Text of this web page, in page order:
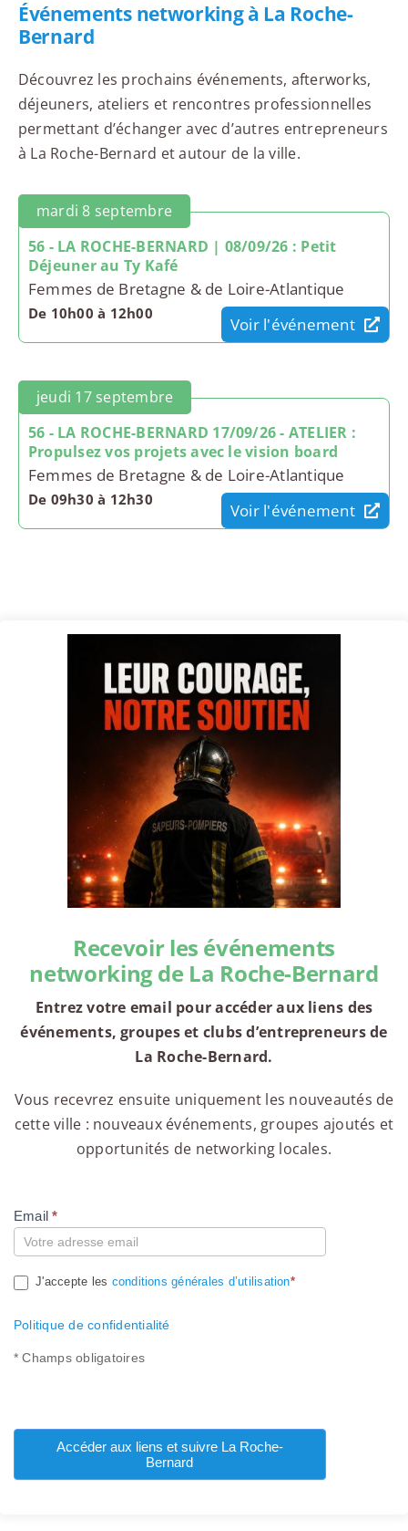
Événements networking à La Roche-
Bernard
Découvrez les prochains événements, afterworks,
déjeuners, ateliers et rencontres professionnelles
permettant d’échanger avec d’autres entrepreneurs
à La Roche-Bernard et autour de la ville.
mardi 8 septembre
56 - LA ROCHE-BERNARD | 08/09/26 : Petit
Déjeuner au Ty Kafé
Femmes de Bretagne & de Loire-Atlantique
De 10h00 à 12h00
Voir l'événement
jeudi 17 septembre
56 - LA ROCHE-BERNARD 17/09/26 - ATELIER :
Propulsez vos projets avec le vision board
Femmes de Bretagne & de Loire-Atlantique
De 09h30 à 12h30
Voir l'événement
Recevoir les événements
networking de La Roche-Bernard
Entrez votre email pour accéder aux liens des
événements, groupes et clubs d’entrepreneurs de
La Roche-Bernard.
Vous recevrez ensuite uniquement les nouveautés de
cette ville : nouveaux événements, groupes ajoutés et
opportunités de networking locales.
Compte
Email*
J'accepte les conditions générales d’utilisation*
Politique de confidentialité
* Champs obligatoires
Accéder aux liens et suivre La Roche-
Bernard